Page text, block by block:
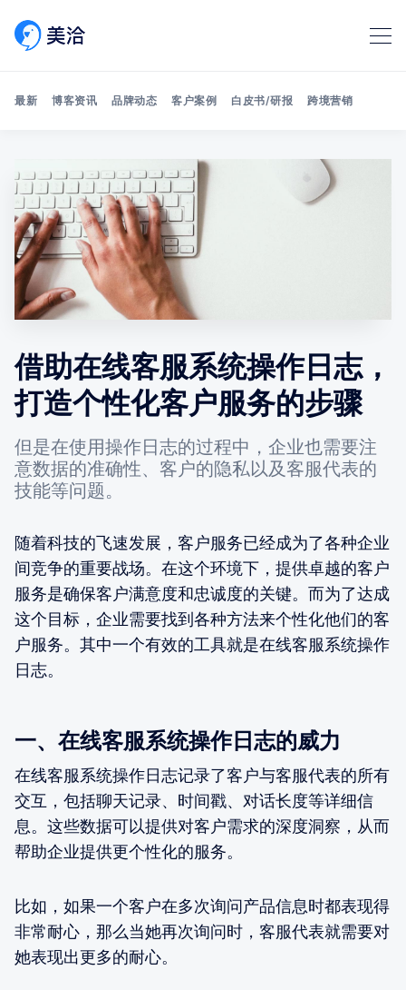
Search 美洽博客
最新 博客资讯 品牌动态 客户案例 白皮书/研报 跨境营销
借助在线客服系统操作日志，
打造个性化客户服务的步骤
但是在使用操作日志的过程中，企业也需要注
意数据的准确性、客户的隐私以及客服代表的
技能等问题。
随着科技的飞速发展，客户服务已经成为了各种企业
间竞争的重要战场。在这个环境下，提供卓越的客户
服务是确保客户满意度和忠诚度的关键。而为了达成
这个目标，企业需要找到各种方法来个性化他们的客
户服务。其中一个有效的工具就是在线客服系统操作
日志。
一、在线客服系统操作日志的威力
在线客服系统操作日志记录了客户与客服代表的所有
交互，包括聊天记录、时间戳、对话长度等详细信
息。这些数据可以提供对客户需求的深度洞察，从而
帮助企业提供更个性化的服务。
比如，如果一个客户在多次询问产品信息时都表现得
非常耐心，那么当她再次询问时，客服代表就需要对
她表现出更多的耐心。